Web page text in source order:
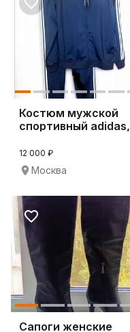
Костюм мужской
спортивный adidas,
12 000 ₽
Москва
Сапоги женские